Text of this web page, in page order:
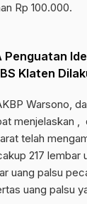
Rp 100.000.
Penguatan
Klaten
Warsono,
menjelaskan ,
telah
217 lembar
uang palsu
uang palsu